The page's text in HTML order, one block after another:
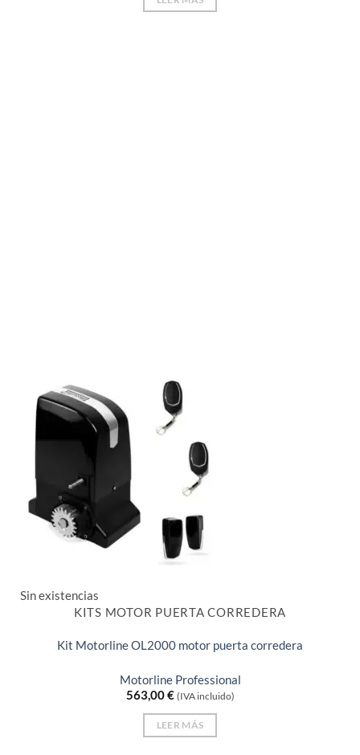
Sin existencias
KITS MOTOR PUERTA CORREDERA
Kit Motorline OL2000 motor puerta corredera
Motorline Professional
563,00€ (IVA incluido)
LEER MÁS